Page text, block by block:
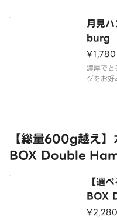
ライスは
【商品内
月見
burg
¥1,780
濃厚でと
グをお
【商品内
粗挽き
【総量600g越え】
BOX Double
【選
BOX
¥2,280